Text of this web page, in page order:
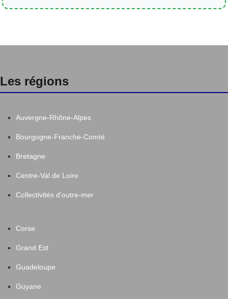
Les régions
Auvergne-Rhône-Alpes
Bourgogne-Franche-Comté
Bretagne
Centre-Val de Loire
Collectivités d'outre-mer
Corse
Grand Est
Guadeloupe
Guyane